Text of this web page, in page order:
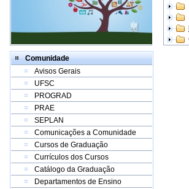
Comunidade
Avisos Gerais
UFSC
PROGRAD
PRAE
SEPLAN
Comunicações a Comunidade
Cursos de Graduação
Currículos dos Cursos
Catálogo da Graduação
Departamentos de Ensino